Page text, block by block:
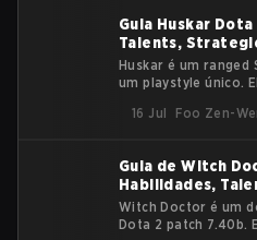
Guia Huskar
Talents,
Huskar é um
um playstyle único.
destaca em early
estratégias de
16 Jul Foo Zen-
Guia de Witch
Habilidades,
Witch Doctor é um
Dota 2 patch 7.40b.